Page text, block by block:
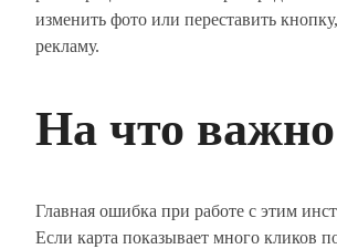
изменить фото или переставить
рекламу.
На что
Главная ошибка при работе с этим
Если карта показывает много кликов